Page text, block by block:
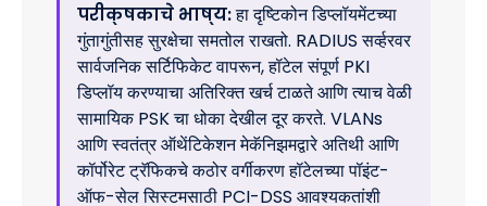
परीक्षकाचे भाष्य:हा दृष्टिकोन डिप्लॉयमेंटच्या
गुंतागुंतीसह सुरक्षेचा समतोल राखतो. RADIUS सर्व्हरवर
सार्वजनिक सर्टिफिकेट वापरून, हॉटेल संपूर्ण PKI
डिप्लॉय करण्याचा अतिरिक्त खर्च टाळते आणि त्याच वेळी
सामायिक PSK चा धोका देखील दूर करते. VLANs
आणि स्वतंत्र ऑथेंटिकेशन मेकॅनिझमद्वारे अतिथी आणि
कॉर्पोरेट ट्रॅफिकचे कठोर वर्गीकरण हॉटेलच्या पॉइंट-
ऑफ-सेल सिस्टमसाठी PCI-DSS आवश्यकतांशी